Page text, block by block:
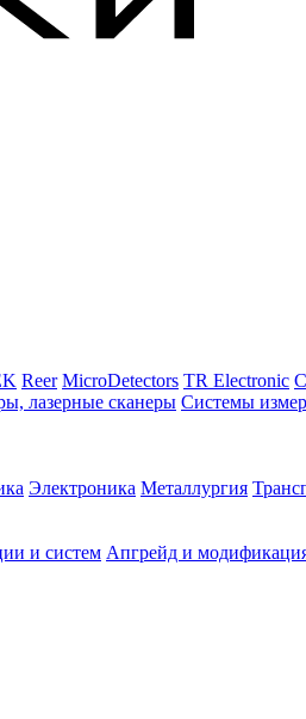
Reer MicroDetectors TR Electronic
лазерные сканеры Системы
Электроника Металлургия
и систем Апгрейд и